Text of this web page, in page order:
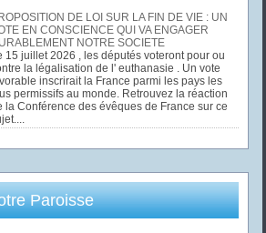
DE LOI SUR LA FIN DE VIE : UN
EN CONSCIENCE QUI VA ENGAGER
NOTRE SOCIETE
15 juillet 2026 , les députés voteront pour ou
la légalisation de l' euthanasie . Un vote
inscrirait la France parmi les pays les
permissifs au monde. Retrouvez la réaction
la Conférence des évêques de France sur ce
Paroisse